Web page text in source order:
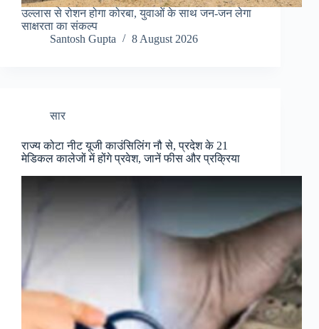
उल्लास से रोशन होगा कोरबा, युवाओं के साथ जन-जन लेगा
साक्षरता का संकल्प
Santosh Gupta
8 August 2026
सार
राज्य कोटा नीट यूजी काउंसिलिंग नौ से, प्रदेश के 21
मेडिकल कालेजों में होंगे प्रवेश, जानें फीस और प्रक्रिया